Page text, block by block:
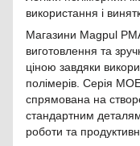
використання і
Магазини Magpul
виготовлення та
ціною завдяки
полімерів. Серія
спрямована на
стандартним
роботи та